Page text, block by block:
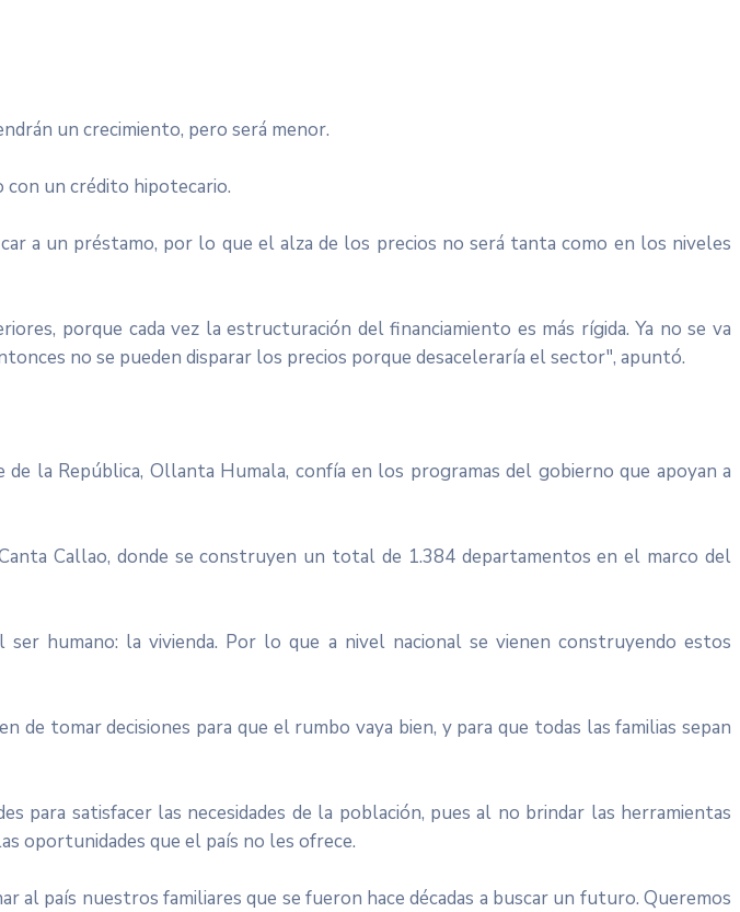
un crecimiento, pero será menor.
con un crédito hipotecario.
a un préstamo, por lo que el alza de los precios no será tanta como en los niveles
porque cada vez la estructuración del financiamiento es más rígida. Ya no se va
no se pueden disparar los precios porque desaceleraría el sector", apuntó.
la República, Ollanta Humala, confía en los programas del gobierno que apoyan a
Callao, donde se construyen un total de 1.384 departamentos en el marco del
humano: la vivienda. Por lo que a nivel nacional se vienen construyendo estos
de tomar decisiones para que el rumbo vaya bien, y para que todas las familias sepan
para satisfacer las necesidades de la población, pues al no brindar las herramientas
oportunidades que el país no les ofrece.
país nuestros familiares que se fueron hace décadas a buscar un futuro. Queremos